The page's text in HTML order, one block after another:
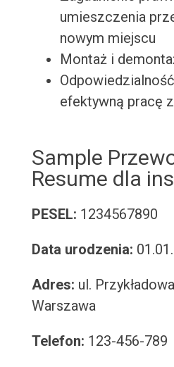
umieszczenia
nowym miejscu
Montaż i
efektywną pracę
Sample
Resume dla
PESEL: 1234567890
Data urodzenia:
Adres: ul.
Warszawa
Telefon: 123-456-789